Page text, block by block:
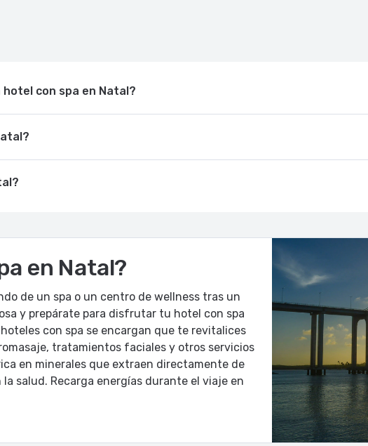
con spa en Natal?
en Natal?
de un spa o un centro de wellness tras un
y prepárate para disfrutar tu hotel con spa
con spa se encargan que te revitalices
tratamientos faciales y otros servicios
en minerales que extraen directamente de
salud. Recarga energías durante el viaje en